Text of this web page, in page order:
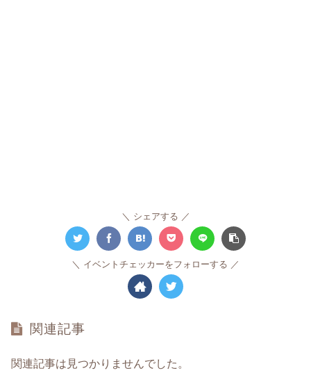
シェアする
イベントチェッカーをフォローする
関連記事
関連記事は見つかりませんでした。